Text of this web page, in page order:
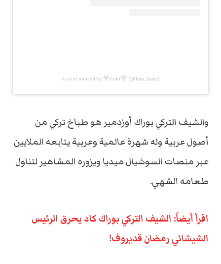
A post shared by 🌹Lulu🌹 (@lulu_hajri)
والشيف التركي بوراك أوزدمير هو طباخ تركي من
أصول عربية وله شهرة عالمية وعربية يتابعه الملايين
عبر منصات السوشيال ميديا ويزوره المشاهير لتناول
طعامه الشهي.
اقرأ أيضاً: الشيف التركي بوراك كاد يحرق الرئيس
الشيشاني رمضان قديروف!